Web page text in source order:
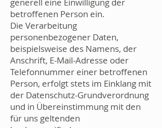
betroffenen Person ein.
Die Verarbeitung
personenbezogener Daten,
beispielsweise des Namens, der
Anschrift, E-Mail-Adresse oder
Telefonnummer einer betroffenen
Person, erfolgt stets im Einklang mit
der Datenschutz-Grundverordnung
und in Übereinstimmung mit den
für uns geltenden